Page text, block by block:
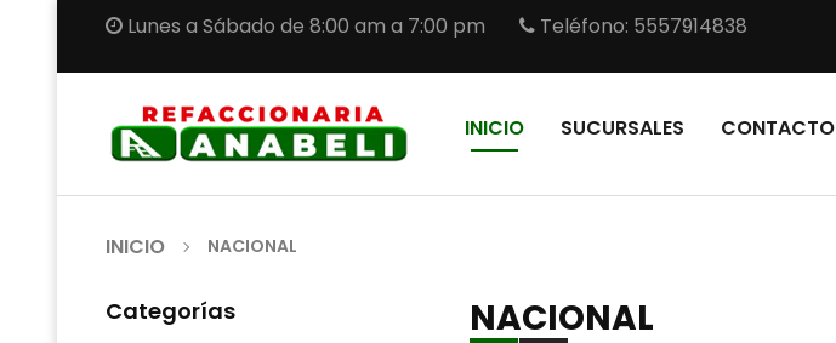
Lunes a Sábado de 8:00 am a 7:00 pm Teléfono: 5557914838
INICIO SUCURSALES CONTACTO
INICIO NACIONAL
Categorías NACIONAL